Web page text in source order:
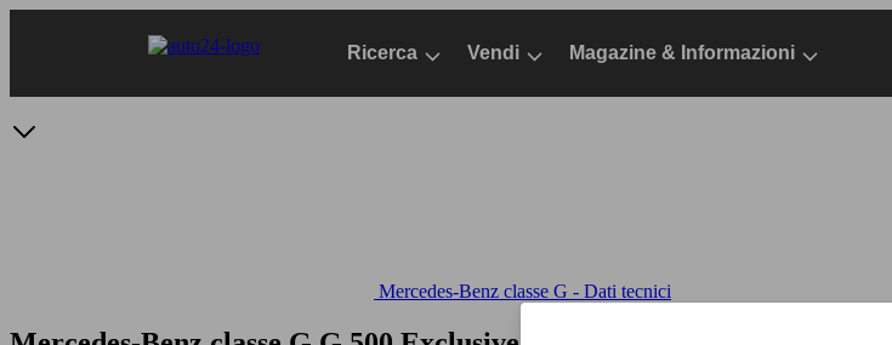
Ricerca Vendi Magazine & Informazioni
Mercedes-Benz classe G - Dati tecnici